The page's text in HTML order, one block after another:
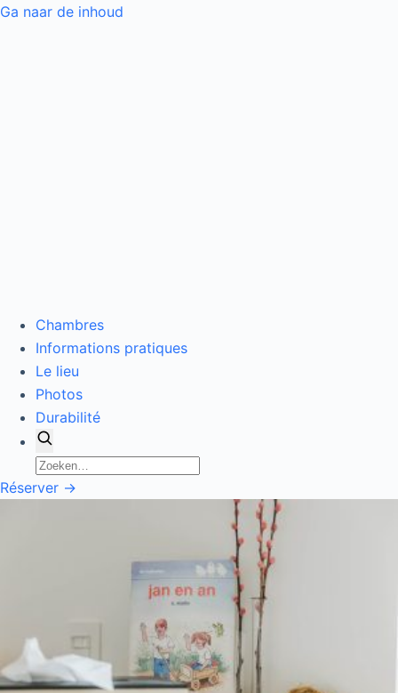
Ga naar de inhoud
Chambres
Informations pratiques
Le lieu
Photos
Durabilité
Zoeken
naar:
Réserver →